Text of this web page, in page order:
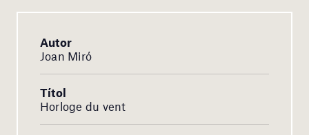
Autor
Joan Miró
Títol
Horloge du vent